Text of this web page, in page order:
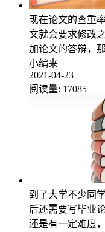
现在论文的查重
文就会要求修改
加论文的答辩，
小编来
2021-04-23
阅读量: 17085
到了大学不少同
后还需要写毕业
还是有一定难度